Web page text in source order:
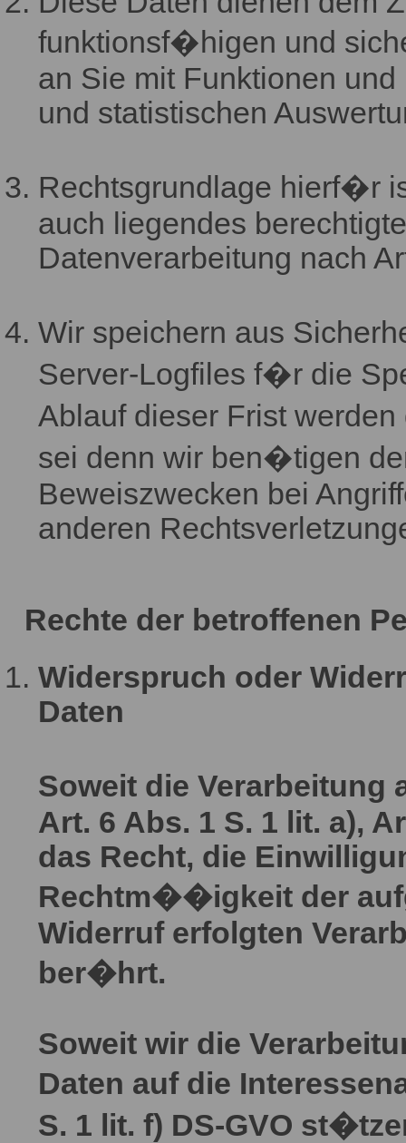
funktionsf�higen und
an Sie mit Funktionen
und statistischen
Rechtsgrundlage hierf�r
auch liegendes
Datenverarbeitung nach
Wir speichern aus
Server-Logfiles f�r die
Ablauf dieser Frist
sei denn wir ben�tigen
Beweiszwecken bei
anderen
Rechte der betroffenen
Widerspruch oder
Daten
Soweit die
Art. 6 Abs. 1 S. 1 lit. a),
das Recht, die
Rechtm��igkeit der
Widerruf erfolgten
ber�hrt.
Soweit wir die
Daten auf die
S. 1 lit. f) DS-GVO